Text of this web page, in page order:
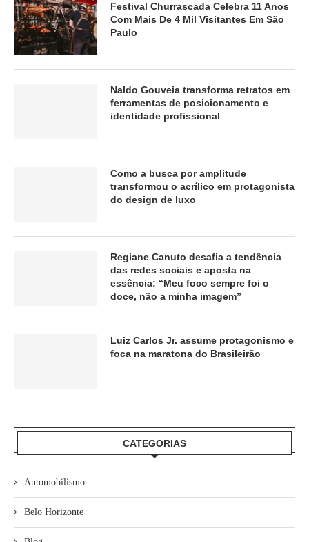
Festival Churrascada Celebra 11 Anos
Com Mais De 4 Mil Visitantes Em São
Paulo
Naldo Gouveia transforma retratos em
ferramentas de posicionamento e
identidade profissional
Como a busca por amplitude
transformou o acrílico em protagonista
do design de luxo
Regiane Canuto desafia a tendência
das redes sociais e aposta na
essência: “Meu foco sempre foi o
doce, não a minha imagem”
Luiz Carlos Jr. assume protagonismo e
foca na maratona do Brasileirão
CATEGORIAS
Automobilismo
Belo Horizonte